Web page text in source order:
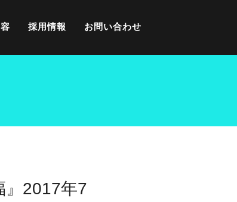
採用情報 お問い合わせ
』2017年7